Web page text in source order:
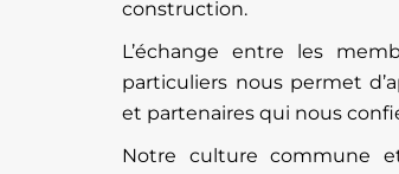
construction.
L’échange entre les
particuliers nous permet
et partenaires qui nous
Notre culture commune